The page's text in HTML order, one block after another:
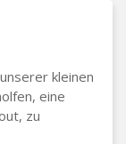
kleinen
eine
zu